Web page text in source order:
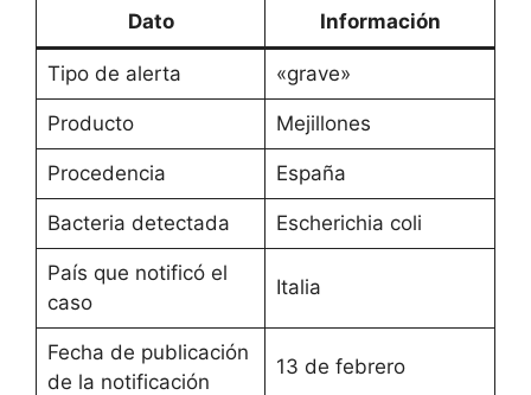
Dato Información
Tipo de alerta «grave»
Producto Mejillones
Procedencia España
Bacteria detectada Escherichia coli
País que notificó el
caso
Italia
Fecha de publicación
de la notificación
13 de febrero